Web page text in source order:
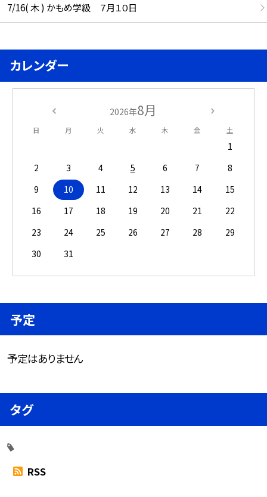
7/16( 木 ) かもめ学級 ７月１０日
カレンダー
2026年8月
日 月 火 水 木 金 土
1
2
3 4 5 6 7
8
9
10 11 12 13 14
15
16
17 18 19 20 21
22
23
24 25 26 27 28
29
30
31
予定
予定はありません
タグ
RSS